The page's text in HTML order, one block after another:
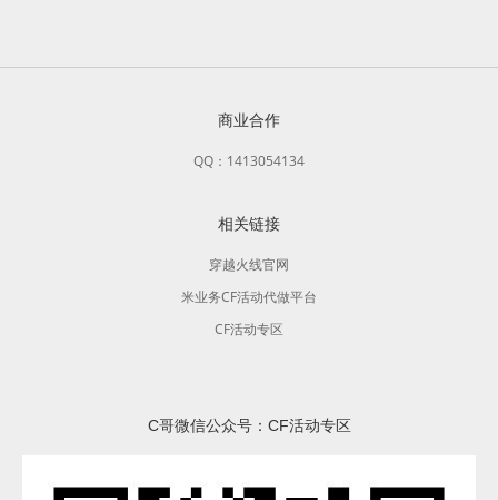
商业合作
QQ：1413054134
相关链接
穿越火线官网
米业务CF活动代做平台
CF活动专区
C哥微信公众号：CF活动专区